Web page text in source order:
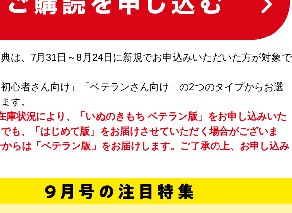
は、7月31日～8月24日に新規でお申込みいただいた方が対象で
心者さん向け」「ベテランさん向け」の2つのタイプからお選
す。
庫状況により、「いぬのきもち ベテラン版」をお申し込みいた
も、「はじめて版」をお届けさせていただく場合がございま
らは「ベテラン版」をお届けします。ご了承の上、お申し込み